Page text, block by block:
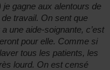
je gagne aux alentours de
de travail. On sent que
une aide-soignante, c’est
pour elle. Comme si
tous les patients, les
lourd. On est censé